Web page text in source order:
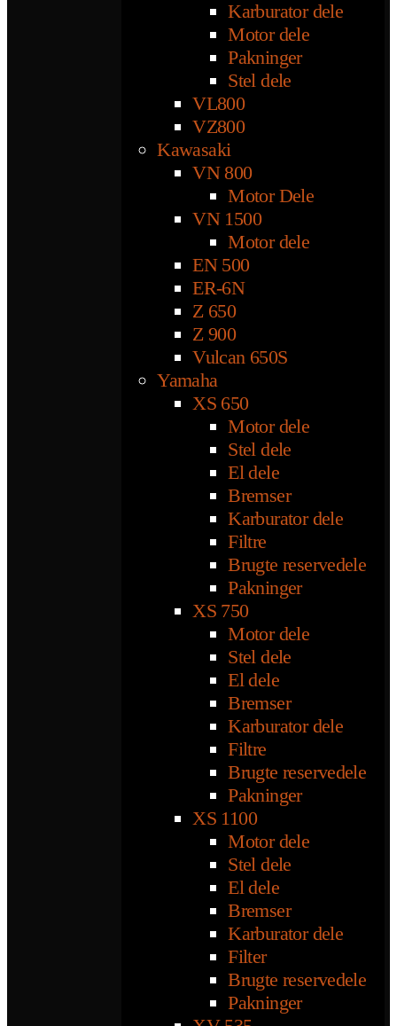
Karburator dele
Motor dele
Pakninger
Stel dele
VL800
VZ800
Kawasaki
VN 800
Motor Dele
VN 1500
Motor dele
EN 500
ER-6N
Z 650
Z 900
Vulcan 650S
Yamaha
XS 650
Motor dele
Stel dele
El dele
Bremser
Karburator dele
Filtre
Brugte reservedele
Pakninger
XS 750
Motor dele
Stel dele
El dele
Bremser
Karburator dele
Filtre
Brugte reservedele
Pakninger
XS 1100
Motor dele
Stel dele
El dele
Bremser
Karburator dele
Filter
Brugte reservedele
Pakninger